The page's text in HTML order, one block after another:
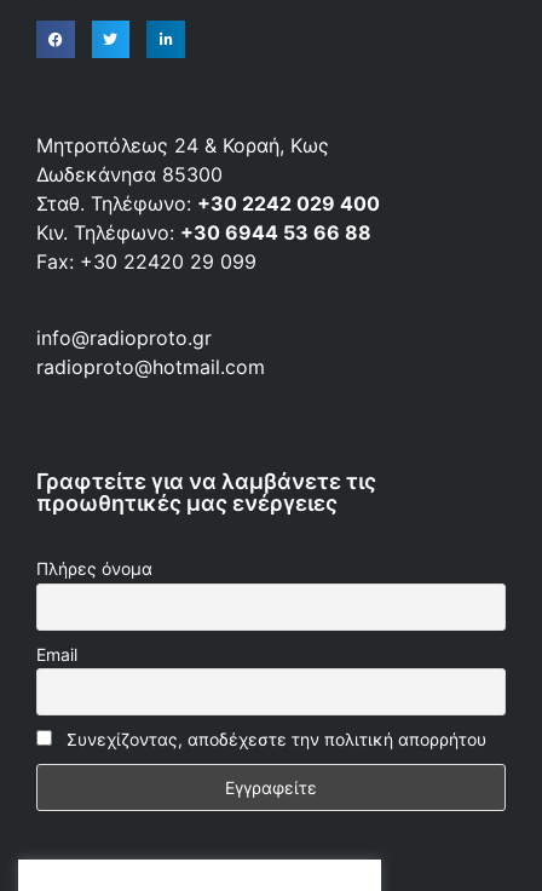
Μητροπόλεως 24 & Κοραή, Κως
Δωδεκάνησα 85300
Σταθ. Τηλέφωνο: +30 2242 029 400
Κιν. Τηλέφωνο: +30 6944 53 66 88
Fax: +30 22420 29 099
info@radioproto.gr
radioproto@hotmail.com
Γραφτείτε για να λαμβάνετε τις
προωθητικές μας ενέργειες
Πλήρες όνομα
Email
Συνεχίζοντας, αποδέχεστε την πολιτική απορρήτου